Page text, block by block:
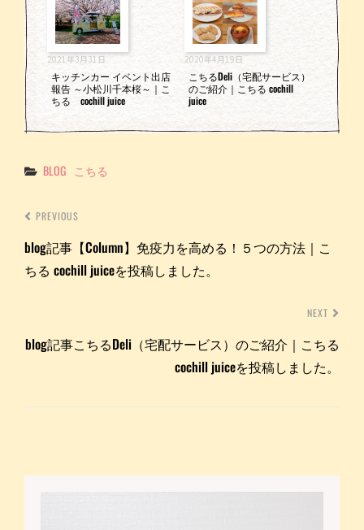
2021年3月31日
キッチンカー イベント出店
報告 ～小松川千本桜～｜こ
ちる cochill juice
2020年4月19日
こちるDeli（宅配サービス）
のご紹介｜こちる cochill
juice
Categories
BLOG こちる
PREVIOUS
blog記事【Column】免疫力を高める！５つの方法｜こ
ちる cochill juiceを投稿しました。
NEXT
blog記事こちるDeli（宅配サービス）のご紹介｜こちる
cochill juiceを投稿しました。